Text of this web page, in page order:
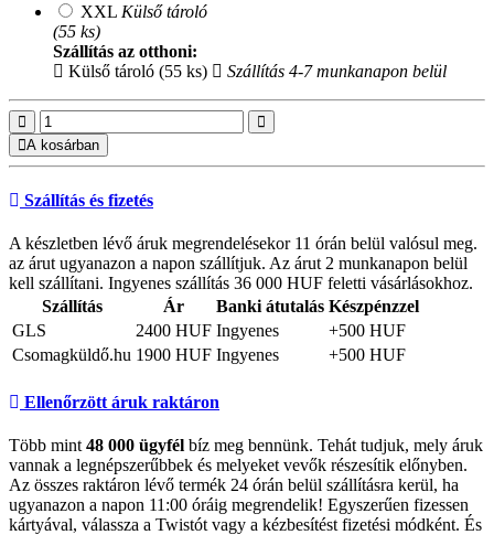
XXL Külső tároló
(55 ks)
Szállítás az otthoni:
Külső tároló (55 ks)
Szállítás 4-7 munkanapon belül
A kosárban
Szállítás és fizetés
A készletben lévő áruk megrendelésekor 11 órán belül valósul meg.
az árut ugyanazon a napon szállítjuk. Az árut 2 munkanapon belül
kell szállítani. Ingyenes szállítás 36 000 HUF feletti vásárlásokhoz.
Szállítás
Ár Banki átutalás Készpénzzel
GLS
2400 HUF Ingyenes
+500 HUF
Csomagküldő.hu 1900 HUF Ingyenes +500 HUF
Ellenőrzött áruk raktáron
Több mint 48 000 ügyfél bíz meg bennünk. Tehát tudjuk, mely áruk
vannak a legnépszerűbbek és melyeket vevők részesítik előnyben.
Az összes raktáron lévő termék 24 órán belül szállításra kerül, ha
ugyanazon a napon 11:00 óráig megrendelik! Egyszerűen fizessen
kártyával, válassza a Twistót vagy a kézbesítést fizetési módként. És